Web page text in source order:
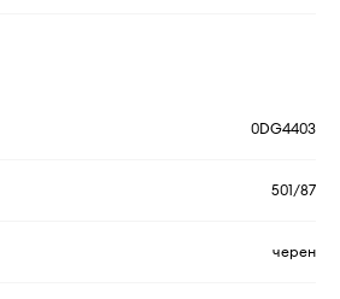
0DG4403
501/87
черен